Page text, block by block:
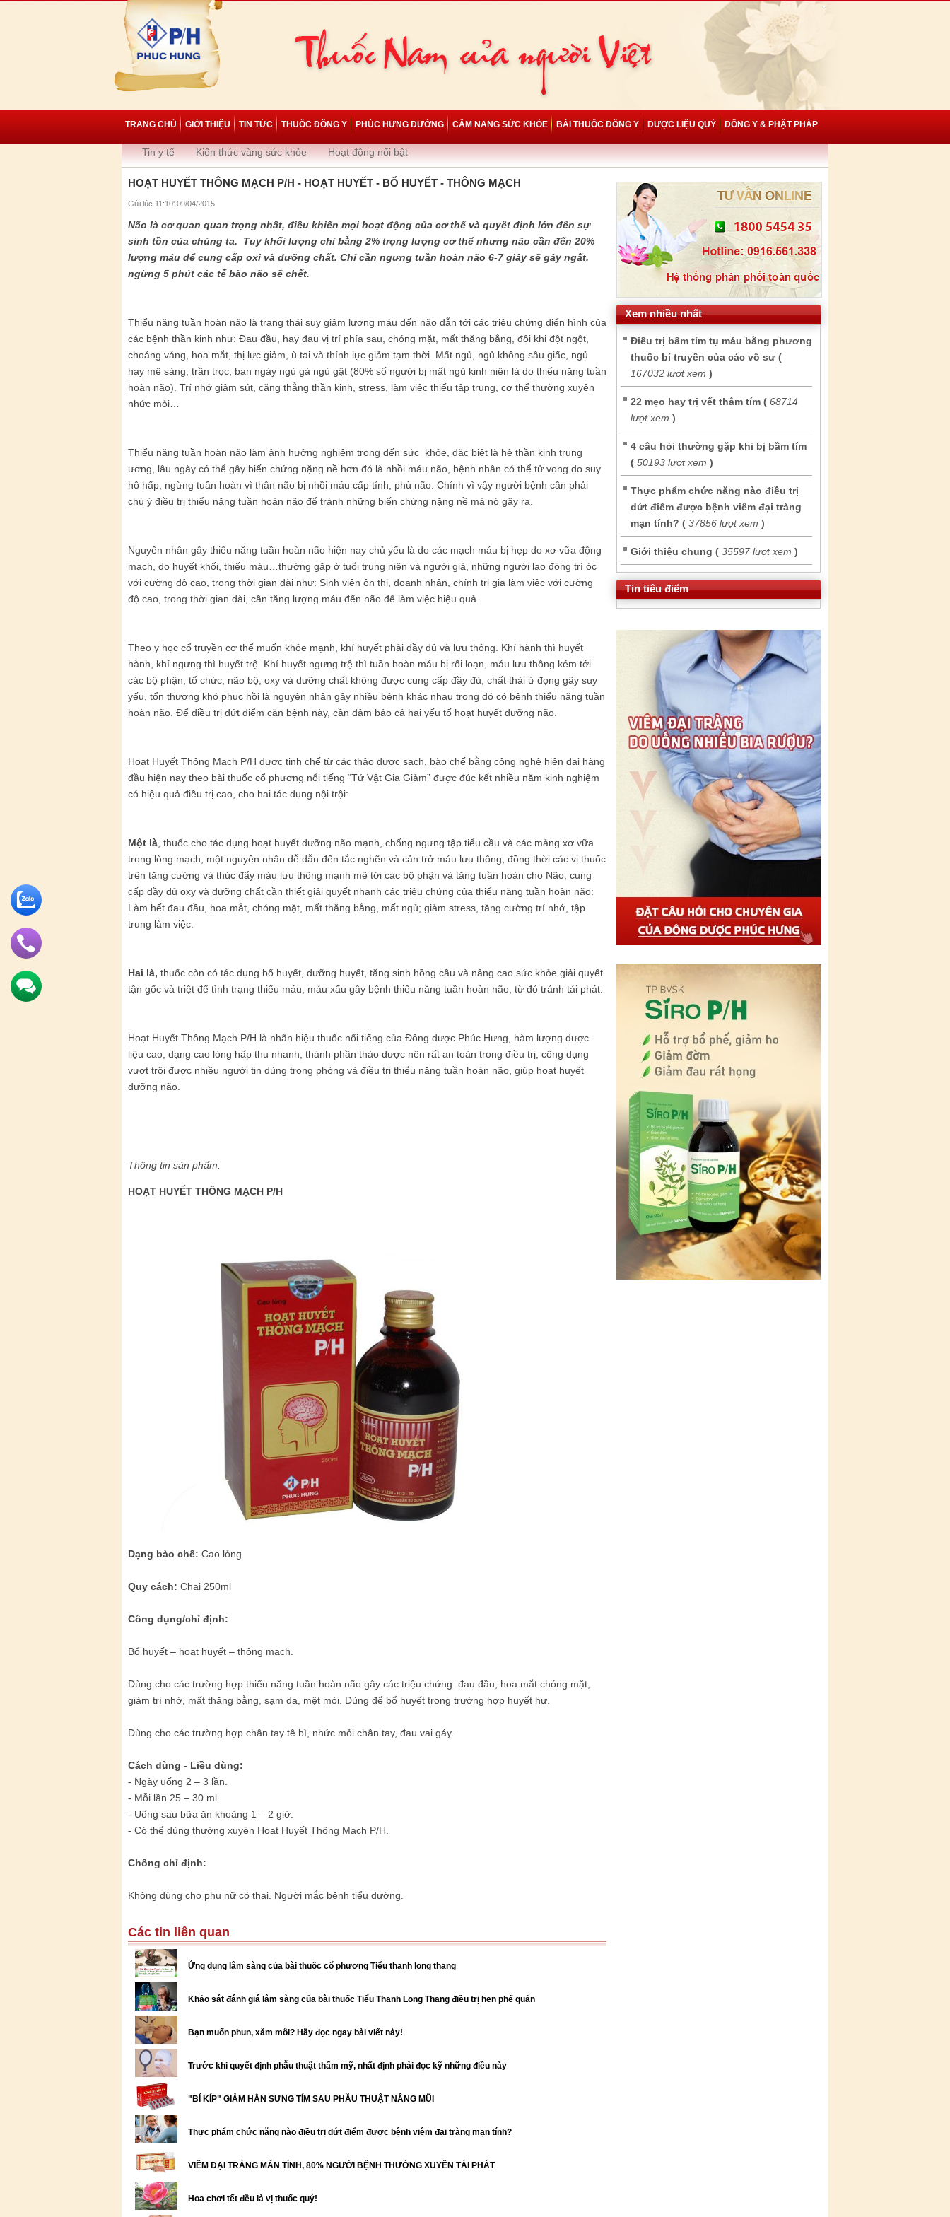
TRANG CHỦ GIỚI THIỆU TIN TỨC THUỐC ĐÔNG Y PHÚC HƯNG ĐƯỜNG CẨM NANG SỨC KHỎE BÀI THUỐC ĐÔNG Y DƯỢC LIỆU QUÝ ĐÔNG Y & PHẬT PHÁP
Tin y tế Kiến thức vàng sức khỏe Hoạt động nổi bật
HOẠT HUYẾT THÔNG MẠCH P/H - HOẠT HUYẾT - BỔ HUYẾT - THÔNG MẠCH
Gửi lúc 11:10' 09/04/2015
Não là cơ quan quan trọng nhất, điều khiển mọi hoạt động của cơ thể và quyết định lớn đến sự
sinh tồn của chúng ta. Tuy khối lượng chỉ bằng 2% trọng lượng cơ thể nhưng não cần đến 20%
lượng máu để cung cấp oxi và dưỡng chất. Chỉ cần ngưng tuần hoàn não 6-7 giây sẽ gây ngất,
ngừng 5 phút các tế bào não sẽ chết.
Thiểu năng tuần hoàn não là trạng thái suy giảm lượng máu đến não dẫn tới các triệu chứng điển hình của
các bệnh thần kinh như: Đau đầu, hay đau vị trí phía sau, chóng mặt, mất thăng bằng, đôi khi đột ngột,
choáng váng, hoa mắt, thị lực giảm, ù tai và thính lực giảm tạm thời. Mất ngủ, ngủ không sâu giấc, ngủ
hay mê sảng, trần trọc, ban ngày ngủ gà ngủ gật (80% số người bị mất ngủ kinh niên là do thiểu năng tuần
hoàn não). Trí nhớ giảm sút, căng thẳng thần kinh, stress, làm việc thiếu tập trung, cơ thể thường xuyên
nhức mỏi…
Thiểu năng tuần hoàn não làm ảnh hưởng nghiêm trọng đến sức khỏe, đặc biệt là hệ thần kinh trung
ương, lâu ngày có thể gây biến chứng nặng nề hơn đó là nhồi máu não, bệnh nhân có thể tử vong do suy
hô hấp, ngừng tuần hoàn vì thân não bị nhồi máu cấp tính, phù não. Chính vì vậy người bệnh cần phải
chú ý điều trị thiểu năng tuần hoàn não để tránh những biến chứng nặng nề mà nó gây ra.
Nguyên nhân gây thiểu năng tuần hoàn não hiện nay chủ yếu là do các mạch máu bị hẹp do xơ vữa động
mạch, do huyết khối, thiếu máu…thường gặp ở tuổi trung niên và người già, những người lao động trí óc
với cường độ cao, trong thời gian dài như: Sinh viên ôn thi, doanh nhân, chính trị gia làm việc với cường
độ cao, trong thời gian dài, cần tăng lượng máu đến não để làm việc hiệu quả.
Theo y học cổ truyền cơ thể muốn khỏe mạnh, khí huyết phải đầy đủ và lưu thông. Khí hành thì huyết
hành, khí ngưng thì huyết trệ. Khí huyết ngưng trệ thì tuần hoàn máu bị rối loạn, máu lưu thông kém tới
các bộ phận, tổ chức, não bộ, oxy và dưỡng chất không được cung cấp đầy đủ, chất thải ứ đọng gây suy
yếu, tổn thương khó phục hồi là nguyên nhân gây nhiều bệnh khác nhau trong đó có bệnh thiểu năng tuần
hoàn não. Để điều trị dứt điểm căn bệnh này, cần đảm bảo cả hai yếu tố hoạt huyết dưỡng não.
Hoạt Huyết Thông Mạch P/H được tinh chế từ các thảo dược sạch, bào chế bằng công nghệ hiện đại hàng
đầu hiện nay theo bài thuốc cổ phương nổi tiếng “Tứ Vật Gia Giảm” được đúc kết nhiều năm kinh nghiệm
có hiệu quả điều trị cao, cho hai tác dụng nội trội:
Một là , thuốc cho tác dụng hoạt huyết dưỡng não mạnh, chống ngưng tập tiểu cầu và các mảng xơ vữa
trong lòng mạch, một nguyên nhân dễ dẫn đến tắc nghẽn và cản trở máu lưu thông, đồng thời các vị thuốc
trên tăng cường và thúc đẩy máu lưu thông mạnh mẽ tới các bộ phận và tăng tuần hoàn cho Não, cung
cấp đầy đủ oxy và dưỡng chất cần thiết giải quyết nhanh các triệu chứng của thiểu năng tuần hoàn não:
Làm hết đau đầu, hoa mắt, chóng mặt, mất thăng bằng, mất ngủ; giảm stress, tăng cường trí nhớ, tập
trung làm việc.
Hai là, thuốc còn có tác dụng bổ huyết, dưỡng huyết, tăng sinh hồng cầu và nâng cao sức khỏe giải quyết
tận gốc và triệt để tình trạng thiếu máu, máu xấu gây bệnh thiểu năng tuần hoàn não, từ đó tránh tái phát.
Hoạt Huyết Thông Mạch P/H là nhãn hiệu thuốc nổi tiếng của Đông dược Phúc Hưng, hàm lượng dược
liệu cao, dạng cao lỏng hấp thu nhanh, thành phần thảo dược nên rất an toàn trong điều trị, công dụng
vượt trội được nhiều người tin dùng trong phòng và điều trị thiểu năng tuần hoàn não, giúp hoạt huyết
dưỡng não.
Thông tin sản phẩm:
HOẠT HUYẾT THÔNG MẠCH P/H
Dạng bào chế: Cao lỏng
Quy cách: Chai 250ml
Công dụng/chỉ định:
Bổ huyết – hoạt huyết – thông mạch.
Dùng cho các trường hợp thiểu năng tuần hoàn não gây các triệu chứng: đau đầu, hoa mắt chóng mặt,
giảm trí nhớ, mất thăng bằng, sạm da, mệt mỏi. Dùng để bổ huyết trong trường hợp huyết hư.
Dùng cho các trường hợp chân tay tê bì, nhức mỏi chân tay, đau vai gáy.
Cách dùng - Liều dùng:
- Ngày uống 2 – 3 lần.
- Mỗi lần 25 – 30 ml.
- Uống sau bữa ăn khoảng 1 – 2 giờ.
- Có thể dùng thường xuyên Hoạt Huyết Thông Mạch P/H.
Chống chỉ định:
Không dùng cho phụ nữ có thai. Người mắc bệnh tiểu đường.
Các tin liên quan
Ứng dụng lâm sàng của bài thuốc cổ phương Tiểu thanh long thang
Khảo sát đánh giá lâm sàng của bài thuốc Tiểu Thanh Long Thang điều trị hen phế quản
Bạn muốn phun, xăm môi? Hãy đọc ngay bài viết này!
Trước khi quyết định phẫu thuật thẩm mỹ, nhất định phải đọc kỹ những điều này
"BÍ KÍP" GIẢM HẲN SƯNG TÍM SAU PHẪU THUẬT NÂNG MŨI
Thực phẩm chức năng nào điều trị dứt điểm được bệnh viêm đại tràng mạn tính?
VIÊM ĐẠI TRÀNG MÃN TÍNH, 80% NGƯỜI BỆNH THƯỜNG XUYÊN TÁI PHÁT
Hoa chơi tết đều là vị thuốc quý!
Xem nhiều nhất
Điều trị bầm tím tụ máu bằng phương
thuốc bí truyền của các võ sư (
167032 lượt xem )
22 mẹo hay trị vết thâm tím ( 68714
lượt xem )
4 câu hỏi thường gặp khi bị bầm tím
( 50193 lượt xem )
Thực phẩm chức năng nào điều trị
dứt điểm được bệnh viêm đại tràng
mạn tính? ( 37856 lượt xem )
Giới thiệu chung ( 35597 lượt xem )
Tin tiêu điểm